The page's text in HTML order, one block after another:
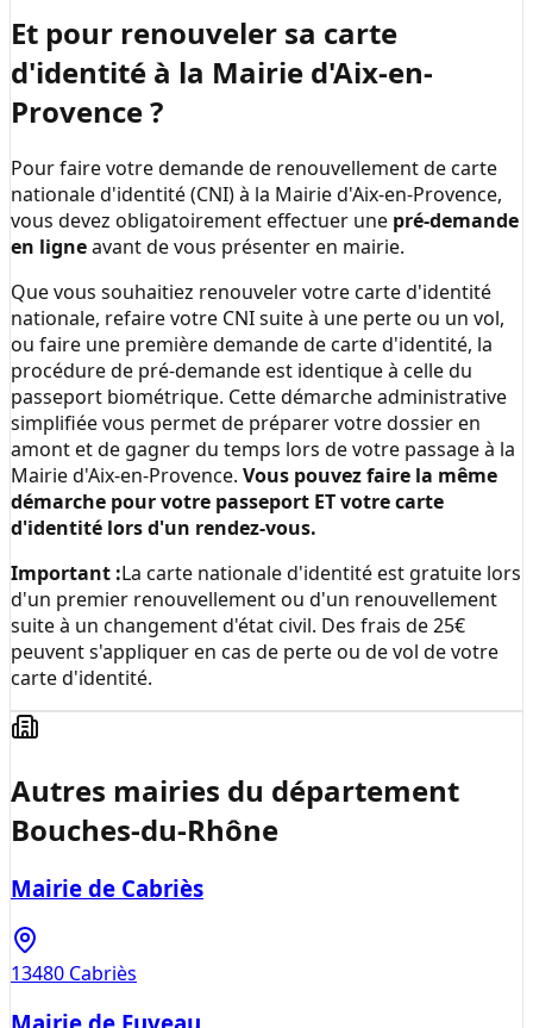
Et pour renouveler sa carte
d'identité à la Mairie d'Aix-en-
Provence?
Pour faire votre demande de renouvellement de carte
nationale d'identité (CNI) à la Mairie d'Aix-en-Provence,
vous devez obligatoirement effectuer une pré-demande
en ligneavant de vous présenter en mairie.
Que vous souhaitiez renouveler votre carte d'identité
nationale, refaire votre CNI suite à une perte ou un vol,
ou faire une première demande de carte d'identité, la
procédure de pré-demande est identique à celle du
passeport biométrique. Cette démarche administrative
simplifiée vous permet de préparer votre dossier en
amont et de gagner du temps lors de votre passage à la
Mairie d'Aix-en-Provence. Vous pouvez faire la même
démarche pour votre passeport ET votre carte
d'identité lors d'un rendez-vous.
Important :La carte nationale d'identité est gratuite lors
d'un premier renouvellement ou d'un renouvellement
suite à un changement d'état civil. Des frais de 25€
peuvent s'appliquer en cas de perte ou de vol de votre
carte d'identité.
Autres mairies du département
Bouches-du-Rhône
Mairie de Cabriès
13480 Cabriès